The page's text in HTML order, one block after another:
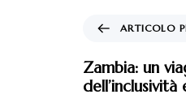
ARTICOLO
Zambia: un